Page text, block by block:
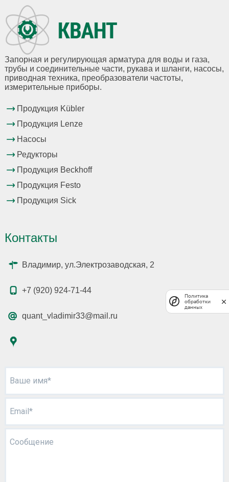
Запорная и регулирующая арматура для воды и газа,
трубы и соединительные части, рукава и шланги, насосы,
приводная техника, преобразователи частоты,
измерительные приборы.
Продукция Kübler
Продукция Lenze
Насосы
Редукторы
Продукция Beckhoff
Продукция Festo
Продукция Sick
Контакты
Владимир, ул.Электрозаводская, 2
+7 (920) 924-71-44
quant_vladimir33@mail.ru
Ваше имя*
Email*
Сообщение
Политика
обработки
данных